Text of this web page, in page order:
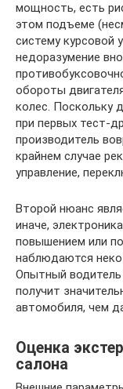
мощность, есть
этом подъеме
систему курсовой
недоразумение
обороты
колес. Поскольку
при первых тест-
производитель
крайнем случае
управление,
Второй нюанс
иначе,
повышением или
наблюдаются
Опытный водитель
получит
автомобиля, чем
Оценка
салона